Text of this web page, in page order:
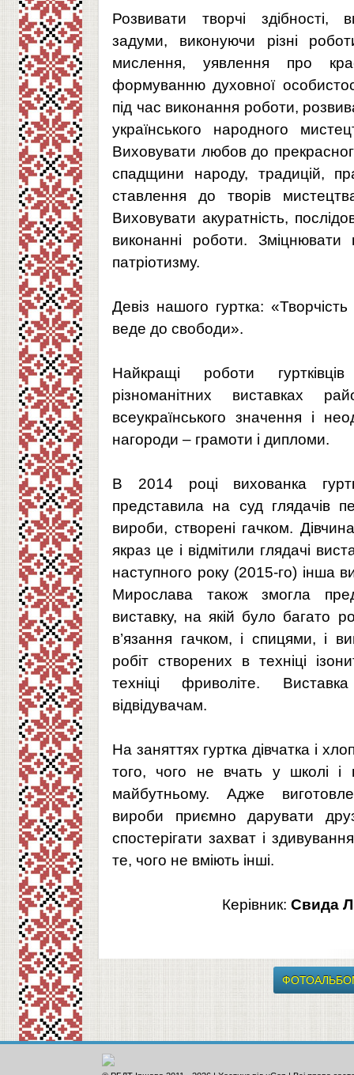
Розвивати творчі здібності,
задуми, виконуючи різні
мислення, уявлення про
формуванню духовної
під час виконання роботи,
українського народного
Виховувати любов до
спадщини народу, традицій,
ставлення до творів
Виховувати акуратність,
виконанні роботи. Зміцнювати
патріотизму.
Девіз нашого гуртка:
веде до свободи».
Найкращі роботи
різноманітних виставках
всеукраїнського значення і
нагороди – грамоти і дипломи.
В 2014 році вихованка
представила на суд глядачів
вироби, створені гачком.
якраз це і відмітили глядачі
наступного року (2015-го) інша
Мирослава також змогла
виставку, на якій було багато
в’язання гачком, і спицями, і
робіт створених в техніці
техніці фриволіте.
відвідувачам.
На заняттях гуртка дівчатка і
того, чого не вчать у школі і
майбутньому. Адже
вироби приємно дарувати
спостерігати захват і
те, чого не вміють інші.
Керівник: Свида